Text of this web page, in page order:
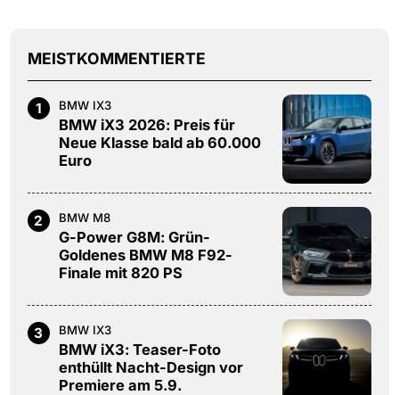
MEISTKOMMENTIERTE
1 BMW IX3
BMW iX3 2026: Preis für
Neue Klasse bald ab 60.000
Euro
2 BMW M8
G-Power G8M: Grün-
Goldenes BMW M8 F92-
Finale mit 820 PS
3 BMW IX3
BMW iX3: Teaser-Foto
enthüllt Nacht-Design vor
Premiere am 5.9.